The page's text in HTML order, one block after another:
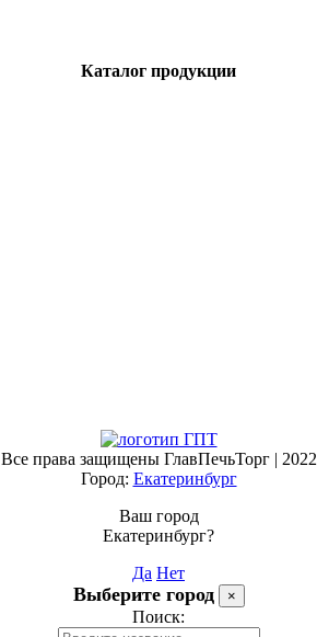
Каталог продукции
Все права защищены ГлавПечьТорг | 2022
Город: Екатеринбург
Ваш город
Екатеринбург?
Да Нет
Выберите город ×
Поиск: